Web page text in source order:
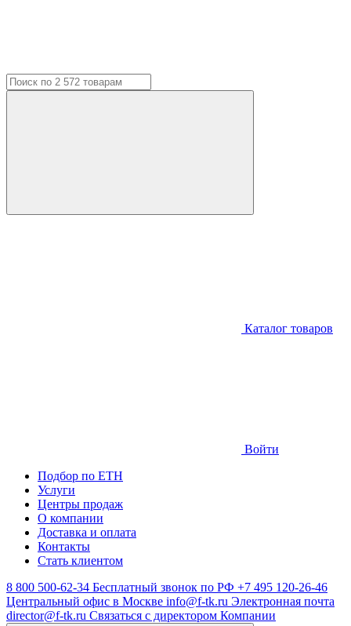
Каталог товаров
Войти
Подбор по ЕТН
Услуги
Центры продаж
О компании
Доставка и оплата
Контакты
Стать клиентом
8 800 500-62-34 Бесплатный звонок по РФ +7 495 120-26-46
Центральный офис в Москве info@f-tk.ru Электронная почта
director@f-tk.ru Связаться с директором Компании